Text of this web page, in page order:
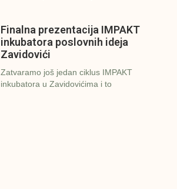
Finalna prezentacija IMPAKT
inkubatora poslovnih ideja
Zavidovići
Zatvaramo još jedan ciklus IMPAKT
inkubatora u Zavidovićima i to